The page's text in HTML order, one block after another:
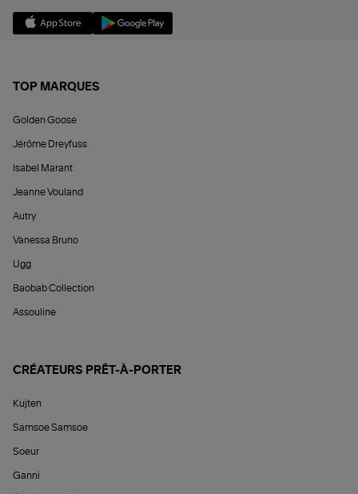
TOP MARQUES
Golden Goose
Jérôme Dreyfuss
Isabel Marant
Jeanne Vouland
Autry
Vanessa Bruno
Ugg
Baobab Collection
Assouline
CRÉATEURS PRÊT-À-PORTER
Kujten
Samsoe Samsoe
Soeur
Ganni